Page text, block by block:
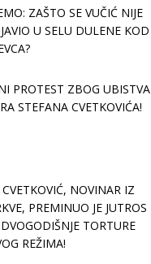
ZAŠTO SE VUČIĆ NIJE
U SELU DULENE KOD
PROTEST ZBOG UBISTVA
STEFANA CVETKOVIĆA!
NOVINAR IZ
PREMINUO JE JUTROS
TORTURE
REŽIMA!